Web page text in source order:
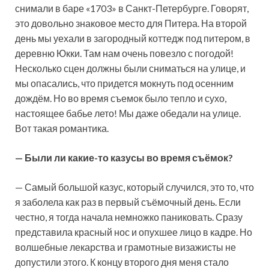
снимали в баре «1703» в Санкт-Петербурге. Говорят,
это довольно знаковое место для Питера. На второй
день мы уехали в загородный коттедж под питером, в
деревню Юкки. Там нам очень повезло с погодой!
Несколько сцен должны были сниматься на улице, и
мы опасались, что придется мокнуть под осенним
дождём. Но во время съемок было тепло и сухо,
настоящее бабье лето! Мы даже обедали на улице.
Вот такая романтика.
— Были ли какие-то казусы во время съёмок?
— Самый большой казус, который случился, это то, что
я заболела как раз в первый съёмочный день. Если
честно, я тогда начала немножко паниковать. Сразу
представила красный нос и опухшее лицо в кадре. Но
волшебные лекарства и грамотные визажисты не
допустили этого. К концу второго дня меня стало